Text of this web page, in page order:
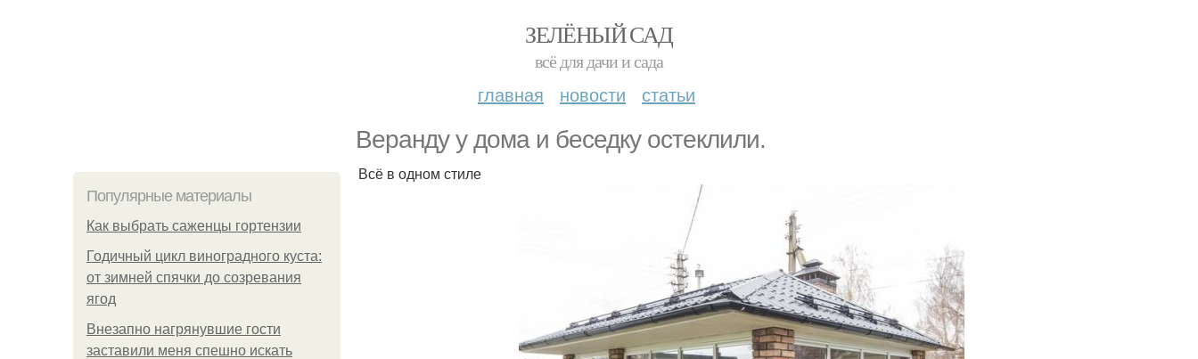
ЗЕЛЁНЫЙ САД
всё для дачи и сада
главная новости статьи
Веранду у дома и беседку остеклили.
Популярные материалы
Как выбрать саженцы гортензии
Годичный цикл виноградного куста:
от зимней спячки до созревания
ягод
Внезапно нагрянувшие гости
заставили меня спешно искать
Всё в одном стиле